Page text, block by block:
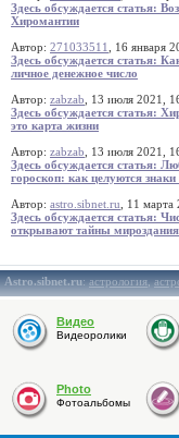
Здесь обсуждается статья:
Хиромантии
Автор: 271033511
, 16 января
Здесь обсуждается статья:
личное денежное число
Автор: zabzab , 13 июля 2021,
Здесь обсуждается статья:
это карта жизни
Автор: zabzab , 13 июля 2021,
Здесь обсуждается статья:
гороскоп: как целуются знаки
Автор: astro.sibnet.ru , 11
Здесь обсуждается статья:
открывают тайны мироздания
Astro.sibnet.ru:астрология,
Видео
Видеоролики
Photo
Фотоальбомы